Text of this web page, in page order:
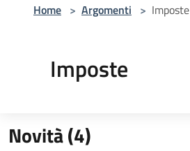
Home > Argomenti > Imposte
Imposte
Novità (4)